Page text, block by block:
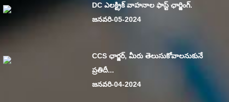
DC ఎలక్ట్రిక్ వాహనాల ఫాస్ట్ ఛార్జింగ్.
జనవరి-05-2024
CCS ఛార్జర్, మీరు తెలుసుకోవాలనుకునే
ప్రతిదీ...
జనవరి-04-2024